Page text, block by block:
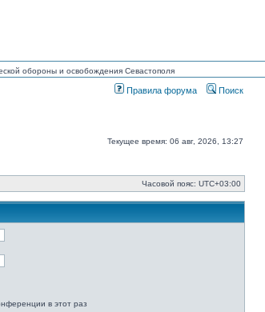
обороны и освобождения Севастополя
Правила форума Поиск
Текущее время: 06 авг, 2026, 13:27
Часовой пояс: UTC+03:00
в этот раз